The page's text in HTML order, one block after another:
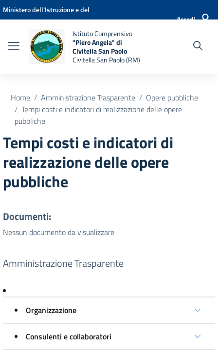
Vai ai contenuti
Vai al menu di navigazione
Vai al footer
Ministero dell'Istruzione e del
Accedi
Istituto Comprensivo
"Piero Angela" di
Civitella San Paolo
Civitella San Paolo (RM)
Home Amministrazione Trasparente
Opere pubbliche
Tempi costi e indicatori di realizzazione delle opere
pubbliche
Tempi costi e indicatori di
realizzazione delle opere
pubbliche
Documenti:
Nessun documento da visualizzare
Amministrazione Trasparente
Organizzazione
Consulenti e collaboratori